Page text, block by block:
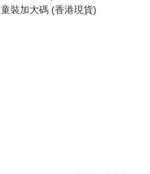
童裝加大碼 (香港現貨)